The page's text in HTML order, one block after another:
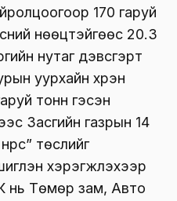
170 гаруй
нөөцтэйгөөс 20.3
нутаг дэвсгэрт
уурхайн хүрэн
тонн гэсэн
Засгийн газрын 14
төслийг
хэрэгжүүлэхээр
нь Төмөр зам, Авто